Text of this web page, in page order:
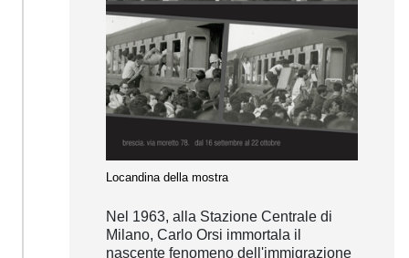
Locandina della mostra
Nel 1963, alla Stazione Centrale di
Milano, Carlo Orsi immortala il
nascente fenomeno dell'immigrazione